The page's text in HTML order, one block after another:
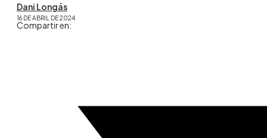
Dani Longás
16 DE ABRIL DE 2024
Compartir en: